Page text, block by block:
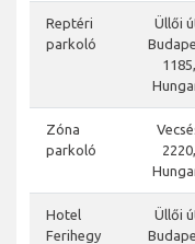
Reptéri
parkoló
Üllői
1185,
Zóna
parkoló
2220,
Hotel
Ferihegy
Üllői